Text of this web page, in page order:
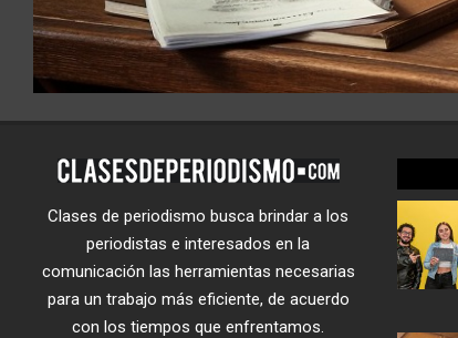
Clases de periodismo busca brindar a los
periodistas e interesados en la
comunicación las herramientas necesarias
para un trabajo más eficiente, de acuerdo
con los tiempos que enfrentamos.